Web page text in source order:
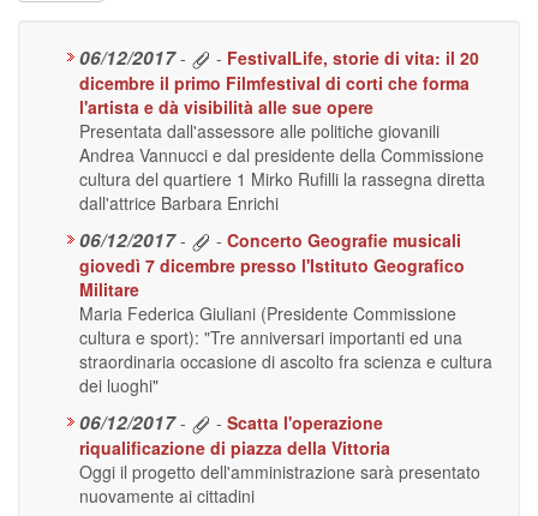
06/12/2017 - - FestivalLife, storie di vita: il 20
dicembre il primo Filmfestival di corti che forma
l'artista e dà visibilità alle sue opere
Presentata dall'assessore alle politiche giovanili
Andrea Vannucci e dal presidente della Commissione
cultura del quartiere 1 Mirko Rufilli la rassegna diretta
dall'attrice Barbara Enrichi
06/12/2017 - - Concerto Geografie musicali
giovedì 7 dicembre presso l'Istituto Geografico
Militare
Maria Federica Giuliani (Presidente Commissione
cultura e sport): "Tre anniversari importanti ed una
straordinaria occasione di ascolto fra scienza e cultura
dei luoghi"
06/12/2017 - - Scatta l'operazione
riqualificazione di piazza della Vittoria
Oggi il progetto dell'amministrazione sarà presentato
nuovamente ai cittadini